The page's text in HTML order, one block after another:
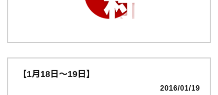
【1月18日～19日】
2016/01/19